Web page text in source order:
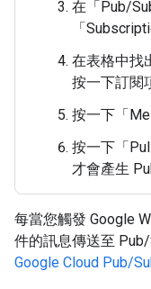
在「Pub/
「
在表格中找
按一下訂閱
按一下「
按一下「Pull
才會產生
每當您觸發 Google
件的訊息傳送至
Google Cloud Pub/